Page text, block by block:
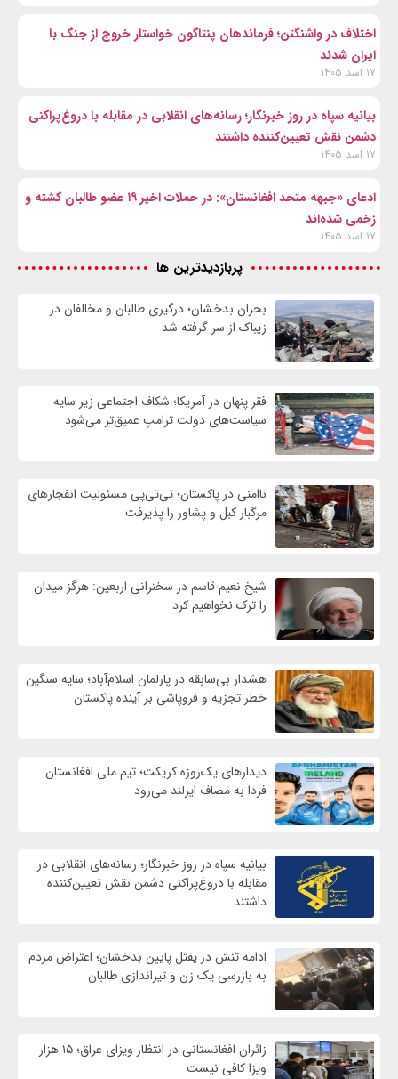
اختلاف در واشنگتن؛ فرماندهان پنتاگون خواستار خروج از جنگ با
ایران شدند
۱۷ اسد ۱۴۰۵
بیانیه سپاه در روز خبرنگار؛ رسانه‌های انقلابی در مقابله با دروغ‌پراکنی
دشمن نقش تعیین‌کننده داشتند
۱۷ اسد ۱۴۰۵
ادعای «جبهه متحد افغانستان»: در حملات اخیر ۱۹ عضو طالبان کشته و
زخمی شده‌اند
۱۷ اسد ۱۴۰۵
پربازدیدترین ها
بحران بدخشان؛ درگیری طالبان و مخالفان در
زیباک از سر گرفته شد
فقرِ پنهان در آمریکا؛ شکاف اجتماعی زیر سایه
سیاست‌های دولت ترامپ عمیق‌تر می‌شود
ناامنی در پاکستان؛ تی‌تی‌پی مسئولیت انفجارهای
مرگبار کبل و پشاور را پذیرفت
شیخ نعیم قاسم در سخنرانی اربعین: هرگز میدان
را ترک نخواهیم کرد
هشدار بی‌سابقه در پارلمان اسلام‌آباد؛ سایه سنگین
خطر تجزیه و فروپاشی بر آینده پاکستان
دیدارهای یک‌روزه کریکت؛ تیم ملی افغانستان
فردا به مصاف ایرلند می‌رود
بیانیه سپاه در روز خبرنگار؛ رسانه‌های انقلابی در
مقابله با دروغ‌پراکنی دشمن نقش تعیین‌کننده
داشتند
ادامه تنش در یفتل پایین بدخشان؛ اعتراض مردم
به بازرسی یک زن و تیراندازی طالبان
زائران افغانستانی در انتظار ویزای عراق؛ ۱۵ هزار
ویزا کافی نیست